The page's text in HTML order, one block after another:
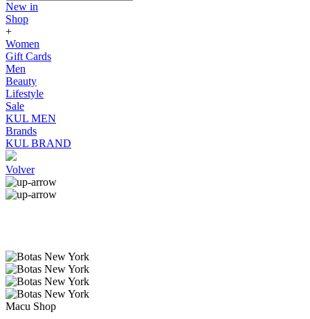
New in
Shop
+
Women
Gift Cards
Men
Beauty
Lifestyle
Sale
KUL MEN
Brands
KUL BRAND
Volver
Macu Shop